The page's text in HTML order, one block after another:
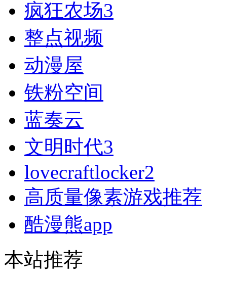
疯狂农场3
整点视频
动漫屋
铁粉空间
蓝奏云
文明时代3
lovecraftlocker2
高质量像素游戏推荐
酷漫熊app
本站推荐